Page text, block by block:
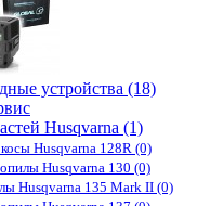
устройства (18)
Husqvarna (1)
Husqvarna 128R (0)
Husqvarna 130 (0)
Husqvarna 135 Mark II (0)